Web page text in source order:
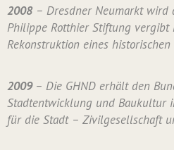
2008– Dresdner Neumarkt wird
Philippe Rotthier Stiftung vergibt
Rekonstruktion eines historischen
2009 – Die GHND erhält den
Stadtentwicklung und Baukultur
für die Stadt – Zivilgesellschaft